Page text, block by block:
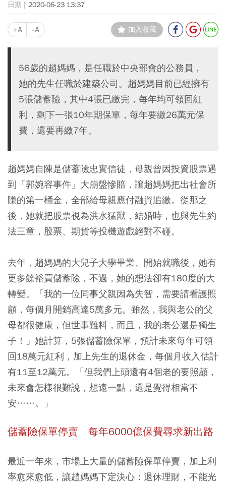
2020-06-23 13:37
+A -A 加入收藏
56歲的趙媽媽，是任職於中央部會的公務員，
她的先生任職於建築公司。趙媽媽目前已經擁有
5張儲蓄險，其中4張已繳完，每年均可領回紅
利，剩下一張10年期保單，每年要繳26萬元保
費，還要再繳7年。
趙媽媽自陳是儲蓄險忠實信徒，母親曾因投資股票遇
到「郭婉容事件」大崩盤慘賠，讓趙媽媽把出社會所
賺的第一桶金，全部給母親應付融資追繳。從那之
後，她就把股票視為洪水猛獸，結婚時，也與先生約
法三章，股票、期貨等投機遊戲絕對不碰。
去年，趙媽媽的大兒子大學畢業、開始就職後，她有
更多餘裕買儲蓄險，不過，她的想法卻有180度的大
轉變。「我的一位同事父親因為失智，需要請看護照
顧，每個月開銷高達5萬多元。雖然，我與老公的父
母都很健康，但世事難料，而且，我的老公還是獨生
子！」她計算，5張儲蓄險保單，預計未來每年可領
回18萬元紅利，加上先生的退休金，每個月收入估計
有11至12萬元。「但我們上頭還有4個老的要照顧，
未來會怎樣很難說，想遠一點，還是覺得相當不
安……。」
儲蓄險保單停賣 每年6000億保費尋求新出路
最近一年來，市場上大量的儲蓄險保單停賣，加上利
率愈來愈低，讓趙媽媽下定決心：退休理財，不能光